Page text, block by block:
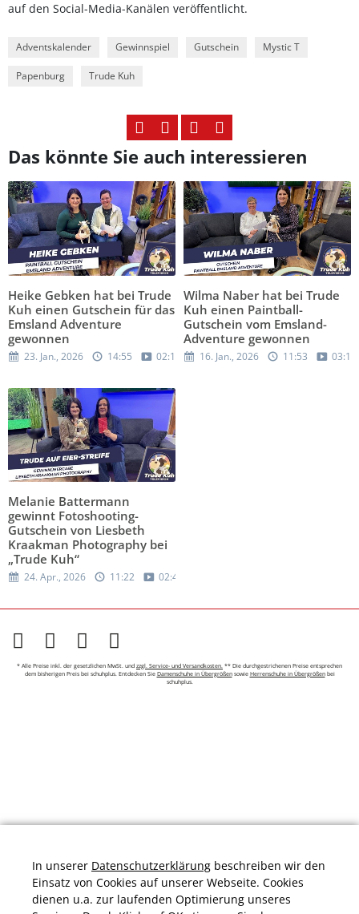
auf den Social-Media-Kanälen veröffentlicht.
Adventskalender Gewinnspiel Gutschein Mystic T
Papenburg Trude Kuh
Das könnte Sie auch interessieren
Heike Gebken hat bei Trude
Kuh einen Gutschein für das
Emsland Adventure
gewonnen
23. Jan., 2026 14:55 02:19
Wilma Naber hat bei Trude
Kuh einen Paintball-
Gutschein vom Emsland-
Adventure gewonnen
16. Jan., 2026 11:53 03:19
Melanie Battermann
gewinnt Fotoshooting-
Gutschein von Liesbeth
Kraakman Photography bei
„Trude Kuh“
24. Apr., 2026 11:22 02:44
* Alle Preise inkl. der gesetzlichen MwSt. und zzgl. Service- und Versandkosten. ** Die durchgestrichenen Preise entsprechen
dem bisherigen Preis bei schuhplus. Entdecken Sie Damenschuhe in Übergrößensowie Herrenschuhe in Übergrößenbei
schuhplus.
In unserer Datenschutzerklärung beschreiben wir den
Einsatz von Cookies auf unserer Webseite. Cookies
dienen u.a. zur laufenden Optimierung unseres